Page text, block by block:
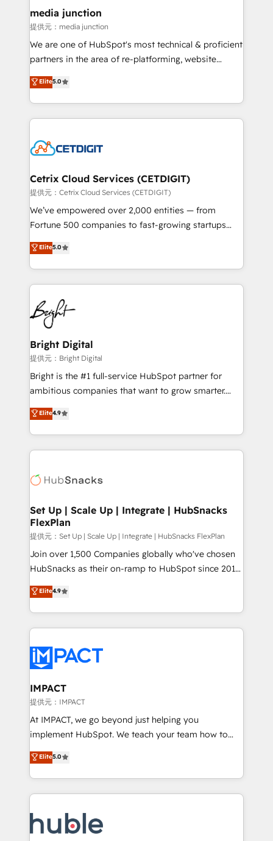
Mexico, USA, and Portugal—we've executed over a
hundred successful operations. Our approach,
rooted in RevOps principles, integrates analysis,
training, planning, and qualification. Leveraging
inbound marketing tactics, we focus on
understanding, nurturing, and converting leads.
competitive market.
media junction
提供元：media junction
We are one of HubSpot's most technical & proficient
partners in the area of re-platforming, website
design & development. We specialize in multi-hub
implementations for mid-market & enterprise
companies. We are woman-owned, powered by
coffee, and we ❤️ dogs. We produce award-winning
Impact Award 🏆2022 Technical Expertise Impact
Award 🏆2020 Elite Solutions Partner 🏆2019
Integrations HubSpot Impact Award 🏆2019
Marketing Enablement HubSpot Impact Award 🏆
2018 Website Design HubSpot Impact Award 🏆2017
Growth-Driven Design Agency of the Year 🏆2016
Sales Enablement HubSpot Impact Award 🏆2015
HubSpot COS Performance Award 🏆2014 HubSpot
COS Design Award 🏆2013 HubSpot Marketplace
Partner 📆Founded in 1997
Elite5.0
Cetrix Cloud Services (CETDIGIT)
提供元：Cetrix Cloud Services (CETDIGIT)
We’ve empowered over 2,000 entities — from
Fortune 500 companies to fast-growing startups
and nonprofits — to streamline operations, scale
revenue, and unlock the full potential of HubSpot.
With deep technical and industry expertise, we fuse
automation, integration, and AI innovation to deliver
lasting impact. We specialize in: • Turnkey and end-
to-end HubSpot implementations • Onboarding for
Sales, Service, Marketing & Content Hubs • AI voice
and chat agents, predictive automation, and smart
workflows • Salesforce + HubSpot integration •
RevOps and AI-driven sales enablement • Website
design and CMS development • ERP integration: SAP,
and CRM migration from any platform •
Client/member portals built on HubSpot • Custom
WooCommerce, BuilderTrend, and more Experience
the difference — reach out to see how AI + HubSpot
Elite5.0
Bright Digital
提供元：Bright Digital
Bright is the #1 full-service HubSpot partner for
ambitious companies that want to grow smarter.
From HubSpot onboarding, to training, from
developing a new website to lead generation and
digital marketing; we do it all (and with great
results)! In short, our services include: - HubSpot
HubSpot development: websites, custom modules,
marketing, advertising, campaigns, content and
design We connect people, data and technology to
improve customer experiences. With our bright
people, exciting ideas and can-do mentality, we
ensure revenue growth on a daily basis. So tell us
team of 100+ experts is ready for you! Driving digital
growth | www.brightdigital.com
Elite4.9
Set Up | Scale Up | Integrate | HubSnacks
FlexPlan
提供元：Set Up | Scale Up | Integrate | HubSnacks FlexPlan
Join over 1,500 Companies globally who've chosen
HubSnacks as their on-ramp to HubSpot since 2014
Simple pay-as-you-go plans that accelerate value...
1️⃣ Set Up | Onboarding New or Check-fixing existing
HubSpot portals 2️⃣ Scale Up | 100% HubSpot Task
Execution... Global 24/7 ... All Experts 3️⃣ Integrate |
Slash months from your API Integration project... ⬅️
Click "Contact Business" ⬅️ to access 150+ Kickstart
Integration templates that put HubSpot in the center
of your tech stack, syncing... 🛍️ Shopify or
WooCommerce 💲 Stripe or Paypal 💰 Sage or
Netsuite 🤖 Google or Microsoft ✍️ DocuSign or
the rare Advanced "Custom Integrations"
Accreditation, securely sync data across... 🔄 any
new HubSpot portal with Advanced Website and
CRM Migrations using our in-house "HubScrub" Tool.
Elite4.9
IMPACT
提供元：IMPACT
At IMPACT, we go beyond just helping you
implement HubSpot. We teach your team how to
master it. As the creators of the Endless Customers
System™ (the next evolution of They Ask, You
Answer), we’re the only HubSpot partner built
entirely around coaching and training. That means
skills, processes, and internal team you need to
attract the right buyers, close deals faster, and grow
Elite5.0